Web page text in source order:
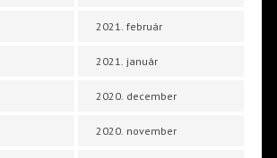
2021. február
2021. január
2020. december
2020. november